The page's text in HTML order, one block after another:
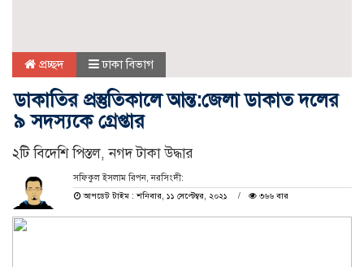
প্রচ্ছদ ঢাকা বিভাগ
ডাকাতির প্রস্তুতিকালে আন্ত:জেলা ডাকাত দলের
৯ সদস্যকে গ্রেপ্তার
২টি বিদেশি পিস্তল, নগদ টাকা উদ্ধার
সফিকুল ইসলাম রিপন, নরসিংদী:
আপডেট টাইম : শনিবার, ১১ সেপ্টেম্বর, ২০২১
৩৬৬ বার